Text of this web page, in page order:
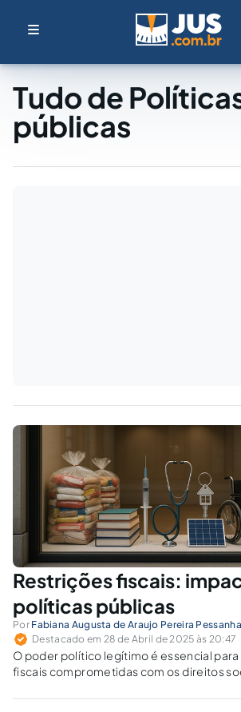
Tudo de
públicas
Restrições fiscais:
políticas públicas
Por Fabiana Augusta de Araujo Pereira Pessanha
Destacado em 28 de Abril de 2025 às 20:47
O poder político legítimo é essencial
fiscais comprometidas com os direitos
austeridade fiscal e justiça social no